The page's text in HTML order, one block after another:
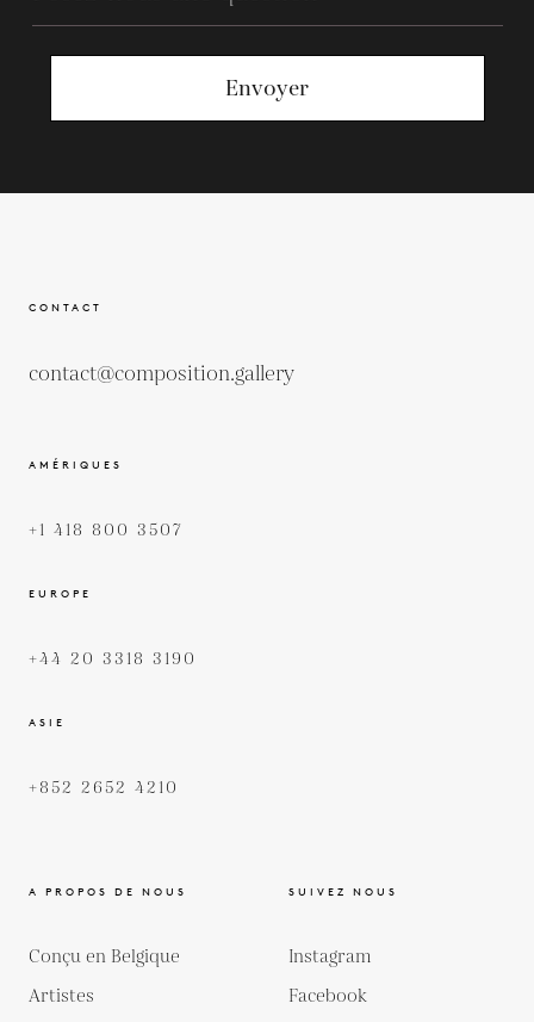
Envoyer
CONTACT
contact@composition.gallery
AMÉRIQUES
+1 418 800 3507
EUROPE
+44 20 3318 3190
ASIE
+852 2652 4210
A PROPOS DE NOUS
Conçu en Belgique
Artistes
SUIVEZ NOUS
Instagram
Facebook